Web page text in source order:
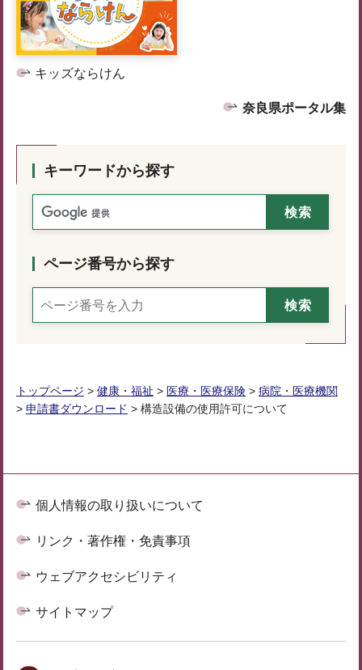
キッズならけん
奈良県ポータル集
キーワードから探す
ページ番号から探す
トップページ > 健康・福祉 > 医療・医療保険 > 病院・医療機関
> 申請書ダウンロード > 構造設備の使用許可について
個人情報の取り扱いについて
リンク・著作権・免責事項
ウェブアクセシビリティ
サイトマップ